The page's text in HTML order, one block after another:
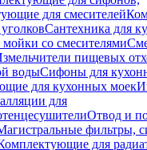
для смесителей
Сантехника для
со смесителями
пищевых
водыСифоны для
для кухонных моек
для
Отвод и
фильтры,
для